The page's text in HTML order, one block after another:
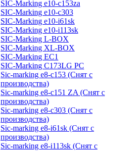
SIC-Marking e10-c153za
SIC-Marking e10-c303
SIC-Marking e10-i61sk
SIC-Marking e10-i113sk
SIC-Marking L-BOX
SIC-Marking XL-BOX
SIC-Marking EC1
SIC-Marking C173LG PC
Sic-marking e8-c153 (Снят с
производства)
Sic-marking e8-c151 ZA (Снят с
производства)
Sic-marking e8-c303 (Снят с
производства)
Sic-marking e8-i61sk (Снят с
производства)
Sic-marking e8-i113sk (Снят с